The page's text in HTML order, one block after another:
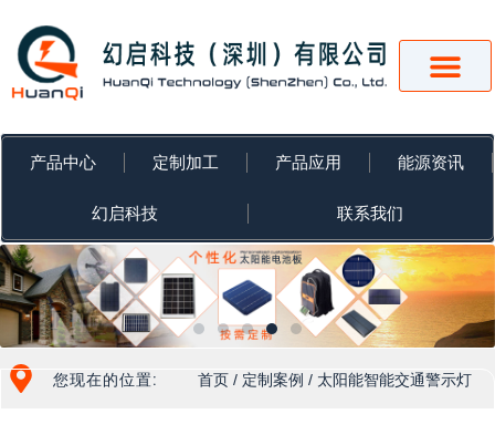
容
产品中心 定制加工 产品应用 能源资讯
幻启科技 联系我们
您现在的位置: 首页 / 定制案例 / 太阳能智能交通警示灯